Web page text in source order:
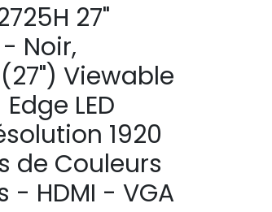
27"
Noir,
Viewable
LED
1920
de Couleurs
HDMI - VGA